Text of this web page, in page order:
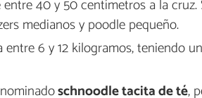
40 y 50 centímetros a la
medianos y poodle pequeño.
entre 6 y 12 kilogramos, teniendo
schnoodle tacita de té,